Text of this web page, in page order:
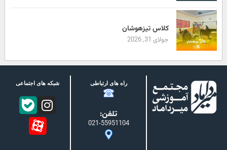
کلاس تیزهوشان
جولای 31, 2026
راه های ارتباطی
تلفن:
021-55951104
شبکه های اجتماعی